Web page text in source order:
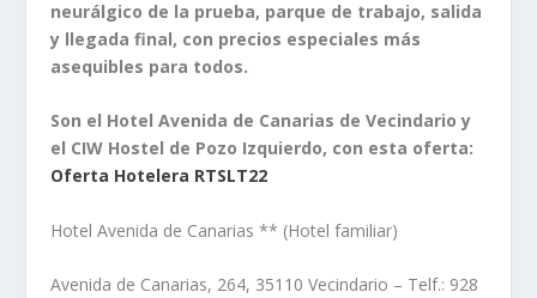
neurálgico de la prueba, parque de trabajo, salida
y llegada final, con precios especiales más
asequibles para todos.
Son el Hotel Avenida de Canarias de Vecindario y
el CIW Hostel de Pozo Izquierdo, con esta oferta:
Oferta Hotelera RTSLT22
Hotel Avenida de Canarias ** (Hotel familiar)
Avenida de Canarias, 264, 35110 Vecindario – Telf.: 928